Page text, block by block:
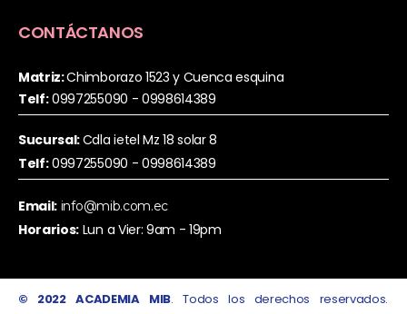
CONTÁCTANOS
Matriz:Chimborazo 1523 y Cuenca esquina
Telf:0997255090 - 0998614389
Sucursal:Cdla ietel Mz 18 solar 8
Telf:0997255090 - 0998614389
Email: info@mib.com.ec
Horarios: Lun a Vier: 9am - 19pm
© 2022 ACADEMIA MIB. Todos los derechos reservados.